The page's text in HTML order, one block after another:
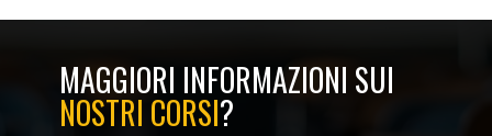
MAGGIORI INFORMAZIONI SUI
NOSTRI CORSI?